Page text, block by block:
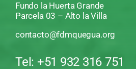
Fundo la Huerta Grande
Parcela 03 – Alto la Villa
contacto@fdmquegua.org
Tel: +51 932 316 751